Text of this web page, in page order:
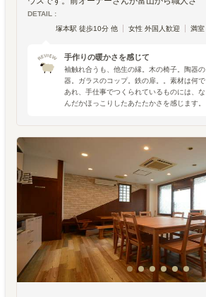
DETAIL :
塚本駅 徒歩10分 他
女性 外国人歓迎 満室
手作りの暖かさを感じて
袖触れ合うも、他生の縁。木の椅子。陶器の
器。ガラスのコップ。鉄の扉。。素材は何で
あれ、手仕事でつくられているものには、な
んだかほっこりしたあたたかさを感じます。
失敗したり、良い物が出来たと嬉しく思った
り。そういった時間や